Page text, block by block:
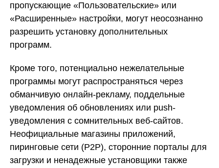
пропускающие «Пользовательские» или
«Расширенные» настройки, могут неосознанно
разрешить установку дополнительных
программ.
Кроме того, потенциально нежелательные
программы могут распространяться через
обманчивую онлайн-рекламу, поддельные
уведомления об обновлениях или push-
уведомления с сомнительных веб-сайтов.
Неофициальные магазины приложений,
пиринговые сети (P2P), сторонние порталы для
загрузки и ненадежные установщики также